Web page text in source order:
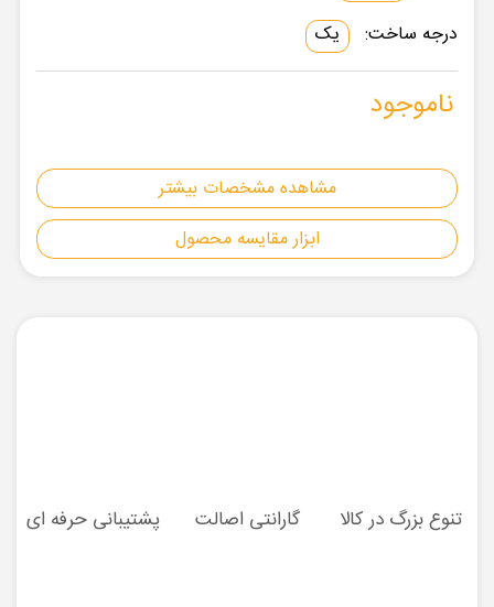
مشاهده مشخصات بیشتر
ابزار مقایسه محصول
درجه ساخت:
یک
ناموجود
تنوع بزرگ در کالا گارانتی اصالت پشتیبانی حرفه ای